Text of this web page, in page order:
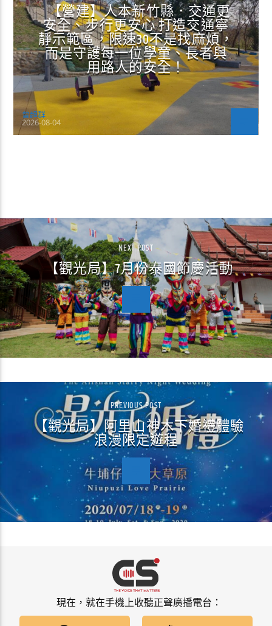
【營建】人本新竹縣．交通更
安全、步行更安心 打造交通寧
靜示範區，限速30不是找麻煩，
而是守護每一位學童、長者與
用路人的安全！
曾超群
2026-08-04
NEXT POST
【觀光局】7月份泰國節慶活動
PREVIOUS POST
【觀光局】阿里山神木下婚禮體驗
浪漫限定遊程
現在，就在手機上收聽正聲廣播電台：